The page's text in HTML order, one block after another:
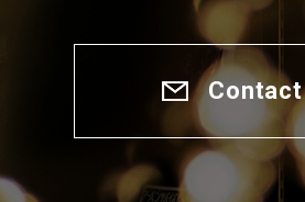
Contact